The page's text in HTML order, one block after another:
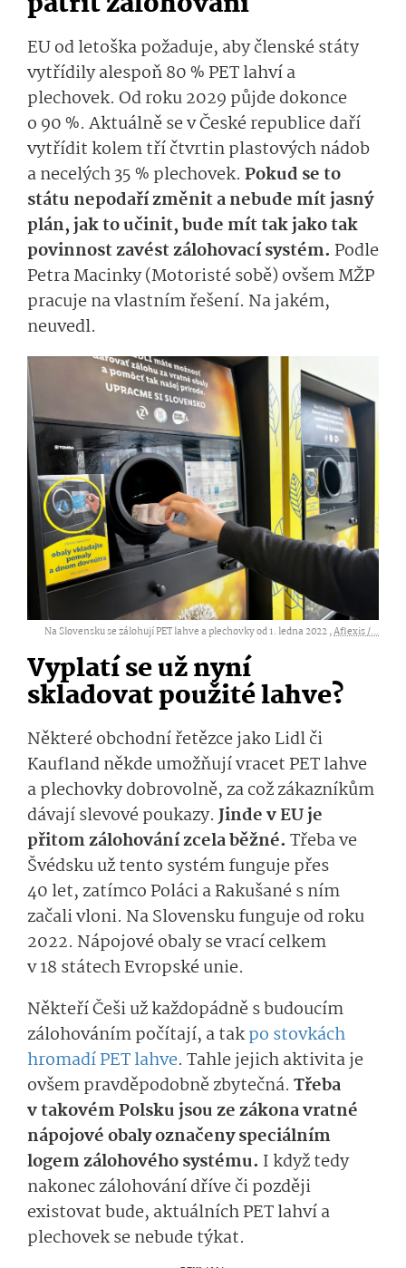
EU od letoška požaduje, aby členské státy
vytřídily alespoň 80 % PET lahví a
plechovek. Od roku 2029 půjde dokonce
o 90 %. Aktuálně se v České republice daří
vytřídit kolem tří čtvrtin plastových nádob
a necelých 35 % plechovek. Pokud se to
státu nepodaří změnit a nebude mít jasný
plán, jak to učinit, bude mít tak jako tak
povinnost zavést zálohovací systém. Podle
Petra Macinky (Motoristé sobě) ovšem MŽP
pracuje na vlastním řešení. Na jakém,
neuvedl.
Na Slovensku se zálohují PET lahve a plechovky od 1. ledna 2022 ,Aflexis /...
Vyplatí se už nyní
skladovat použité lahve?
Některé obchodní řetězce jako Lidl či
Kaufland někde umožňují vracet PET lahve
a plechovky dobrovolně, za což zákazníkům
dávají slevové poukazy. Jinde v EU je
přitom zálohování zcela běžné. Třeba ve
Švédsku už tento systém funguje přes
40 let, zatímco Poláci a Rakušané s ním
začali vloni. Na Slovensku funguje od roku
2022. Nápojové obaly se vrací celkem
v 18 státech Evropské unie.
Někteří Češi už každopádně s budoucím
zálohováním počítají, a takpo stovkách
hromadí PET lahve. Tahle jejich aktivita je
ovšem pravděpodobně zbytečná. Třeba
v takovém Polsku jsou ze zákona vratné
nápojové obaly označeny speciálním
logem zálohového systému. I když tedy
nakonec zálohování dříve či později
existovat bude, aktuálních PET lahví a
plechovek se nebude týkat.